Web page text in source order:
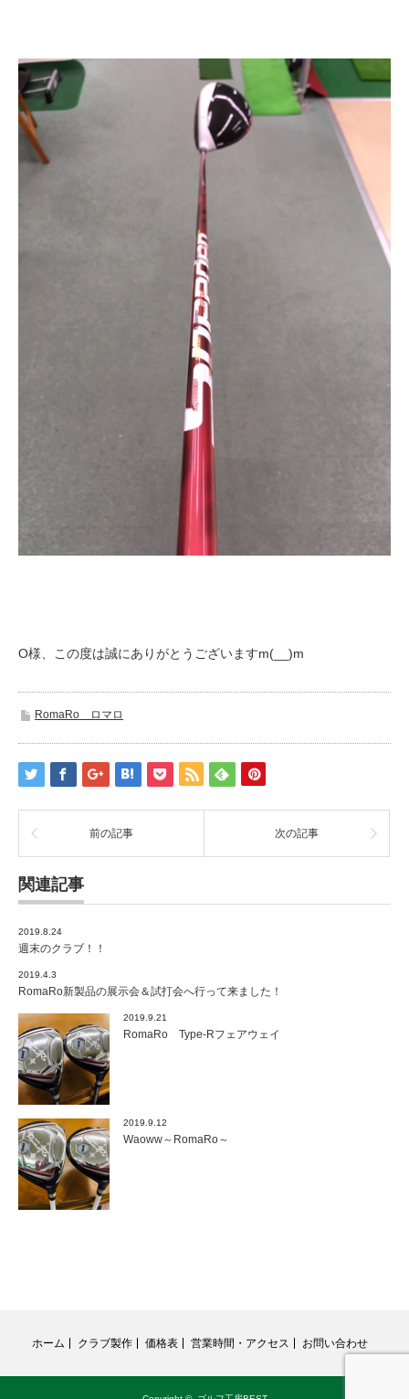
O様、この度は誠にありがとうございますm(__)m
RomaRo ロマロ
前の記事 次の記事
関連記事
2019.8.24
週末のクラブ！！
2019.4.3
RomaRo新製品の展示会＆試打会へ行って来ました！
2019.9.21
RomaRo Type-Rフェアウェイ
2019.9.12
Waoww～RomaRo～
ホーム クラブ製作 価格表 営業時間・アクセス お問い合わせ